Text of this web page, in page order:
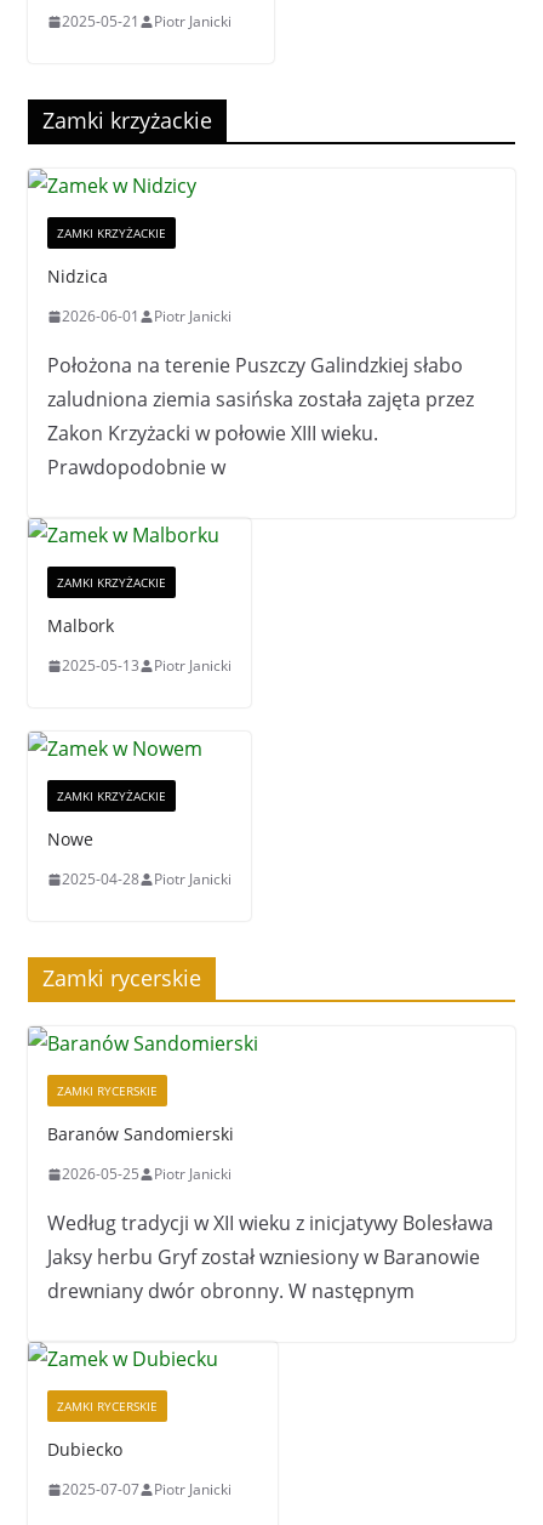
2025-05-21 Piotr Janicki
Zamki krzyżackie
ZAMKI KRZYŻACKIE
Nidzica
2026-06-01 Piotr Janicki
Położona na terenie Puszczy Galindzkiej słabo
zaludniona ziemia sasińska została zajęta przez
Zakon Krzyżacki w połowie XIII wieku.
Prawdopodobnie w
ZAMKI KRZYŻACKIE
Malbork
2025-05-13 Piotr Janicki
ZAMKI KRZYŻACKIE
Nowe
2025-04-28 Piotr Janicki
Zamki rycerskie
ZAMKI RYCERSKIE
Baranów Sandomierski
2026-05-25 Piotr Janicki
Według tradycji w XII wieku z inicjatywy Bolesława
Jaksy herbu Gryf został wzniesiony w Baranowie
drewniany dwór obronny. W następnym
ZAMKI RYCERSKIE
Dubiecko
2025-07-07 Piotr Janicki